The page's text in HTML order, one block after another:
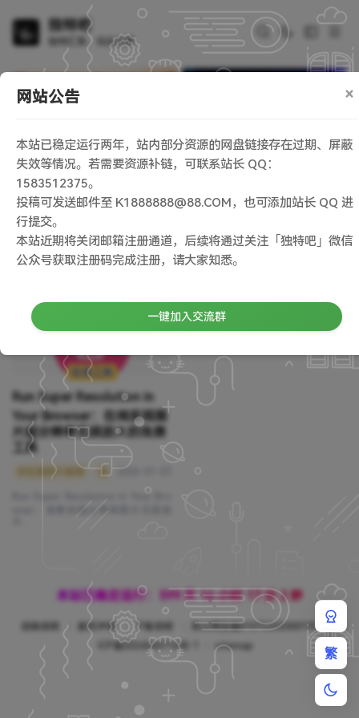
×
网站公告
本站已稳定运行两年，站内部分资源的网盘链接存在过期、屏蔽
失效等情况。若需要资源补链，可联系站长 QQ：
1583512375。
投稿可发送邮件至 K1888888@88.COM，也可添加站长 QQ 进
行提交。
本站近期将关闭邮箱注册通道，后续将通过关注「独特吧」微信
公众号获取注册码完成注册，请大家知悉。
一键加入交流群
独特吧
独特汇聚，玩乐无界
首页 / 与 “ 超分辨率处理 ” 相关的文章
在线工具
Run Super Resolution in
Your Browser：在线实现图
片超分辨率无损放大的免费
工具
浏览器图片编辑 免费图片放大
2025-01-07
Run Super Resolution in Your Bro
本站已稳定运行：599 天 16 小时 17 分 2 秒
版权声明 下载说明 陕公网安备61072202000192
陕
ICP备2024040716号-1
sitemap
繁